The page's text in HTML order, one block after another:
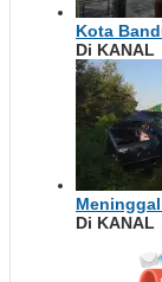
Kota
Di KANAL
Di KANAL